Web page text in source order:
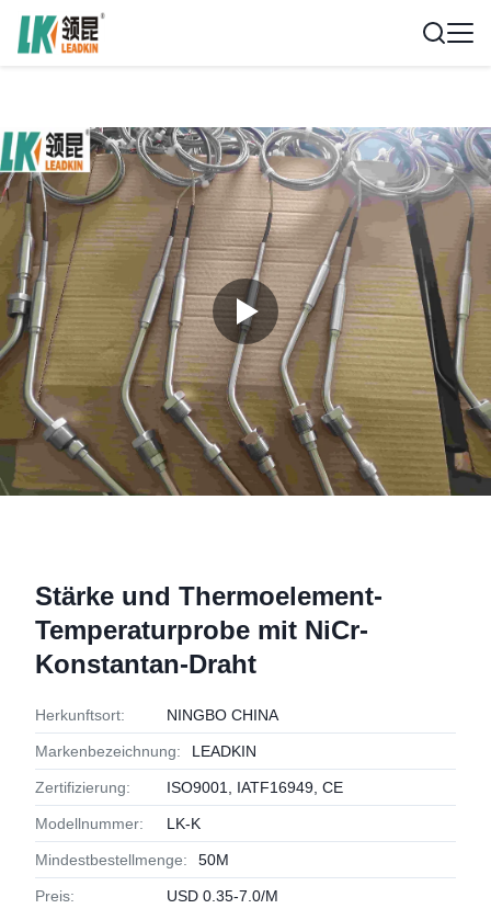
Stärke und Thermoelement-
Temperaturprobe mit NiCr-
Konstantan-Draht
Herkunftsort: NINGBO CHINA
Markenbezeichnung: LEADKIN
Zertifizierung: ISO9001, IATF16949, CE
Modellnummer: LK-K
Mindestbestellmenge: 50M
Preis: USD 0.35-7.0/M